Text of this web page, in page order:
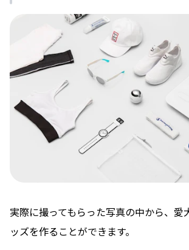
実際に撮ってもらった写真の中から、愛
ッズを作ることができます。